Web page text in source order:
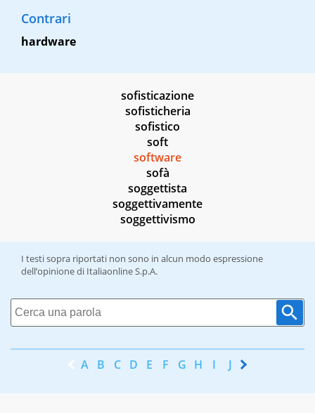
Contrari
hardware
sofisticazione
sofisticheria
sofistico
soft
software
sofà
soggettista
soggettivamente
soggettivismo
I testi sopra riportati non sono in alcun modo espressione
dell’opinione di Italiaonline S.p.A.
A B C D E F G H I J K